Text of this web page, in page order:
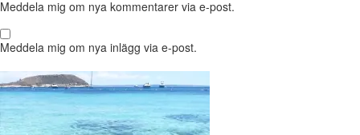
Meddela mig om nya kommentarer via e-post.
Meddela mig om nya inlägg via e-post.